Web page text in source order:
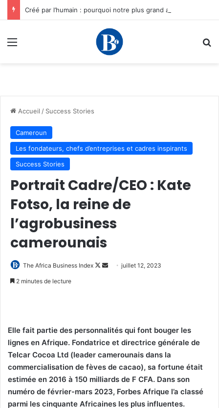
Menu
Accueil / Success Stories
Cameroun
Les fondateurs, chefs d’entreprises et cadres inspirants
Success Stories
Portrait Cadre/CEO : Kate
Fotso, la reine de
l’agrobusiness
camerounais
The Africa Business Index
Follow
Envoyerjuillet 12, 2023
2 minutes de lecture
Elle fait partie des personnalités qui font bouger les
lignes en Afrique. Fondatrice et directrice générale de
Telcar Cocoa Ltd (leader camerounais dans la
commercialisation de fèves de cacao), sa fortune était
estimée en 2016 à 150 milliards de F CFA. Dans son
numéro de février-mars 2023, Forbes Afrique l’a classé
parmi les cinquante Africaines les plus influentes.